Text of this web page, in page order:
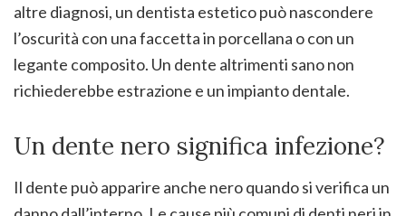
altre diagnosi, un dentista estetico può nascondere
l’oscurità con una faccetta in porcellana o con un
legante composito. Un dente altrimenti sano non
richiederebbe estrazione e un impianto dentale.
Un dente nero significa infezione?
Il dente può apparire anche nero quando si verifica un